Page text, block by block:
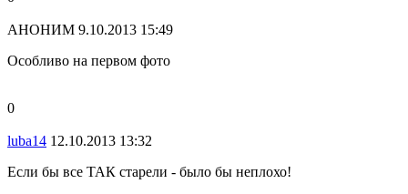
АНОНИМ 9.10.2013 15:49
Особливо на первом фото
0
luba14 12.10.2013 13:32
Если бы все ТАК старели - было бы неплохо!